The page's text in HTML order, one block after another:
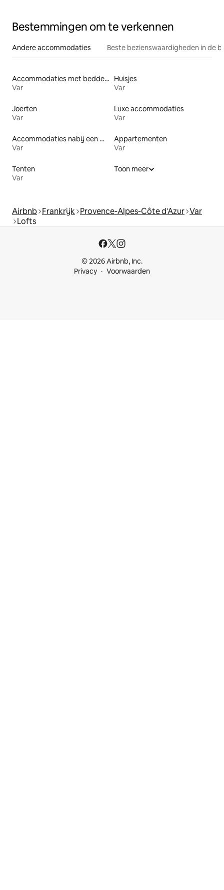
Bestemmingen om te verkennen
Andere accommodaties Beste bezienswaardigheden in de
Accommodaties met bedden op toegankelijke hoogte
Var
Huisjes
Var
Joerten
Var
Luxe accommodaties
Var
Accommodaties nabij een meer
Var
Appartementen
Var
Tenten
Var
Toon meer
Airbnb Frankrijk Provence-Alpes-Côte d'Azur Var
Lofts
© 2026 Airbnb, Inc.
Privacy
Voorwaarden